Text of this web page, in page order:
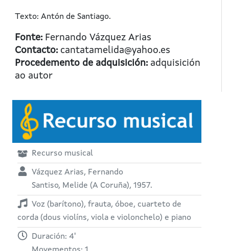
Texto: Antón de Santiago.
Fonte:Fernando Vázquez Arias
Contacto:cantatamelida@yahoo.es
Procedemento de adquisición:adquisición
ao autor
Recurso musical
Vázquez Arias, Fernando
Santiso, Melide (A Coruña), 1957.
Voz (barítono), frauta, óboe, cuarteto de
corda (dous violíns, viola e violonchelo) e piano
Duración: 4'